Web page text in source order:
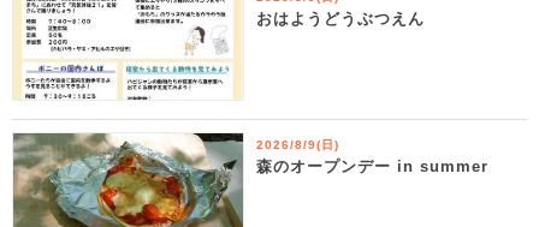
おはようどうぶつえん
2026/8/9(日)
森のオープンデー in summer